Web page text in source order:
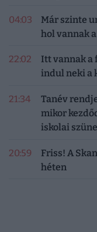
04:03
Már szinte
hol vannak
22:02
Itt vannak a
indul neki a
21:34
Tanév
mikor
iskolai
20:59
Friss! A
héten